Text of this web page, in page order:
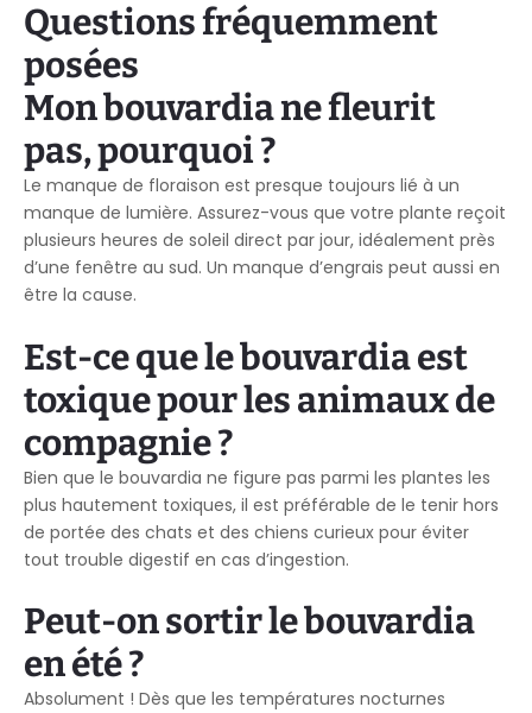
Questions fréquemment
posées
Mon bouvardia ne fleurit
pas, pourquoi ?
Le manque de floraison est presque toujours lié à un
manque de lumière. Assurez-vous que votre plante reçoit
plusieurs heures de soleil direct par jour, idéalement près
d’une fenêtre au sud. Un manque d’engrais peut aussi en
être la cause.
Est-ce que le bouvardia est
toxique pour les animaux de
compagnie ?
Bien que le bouvardia ne figure pas parmi les plantes les
plus hautement toxiques, il est préférable de le tenir hors
de portée des chats et des chiens curieux pour éviter
tout trouble digestif en cas d’ingestion.
Peut-on sortir le bouvardia
en été ?
Absolument ! Dès que les températures nocturnes